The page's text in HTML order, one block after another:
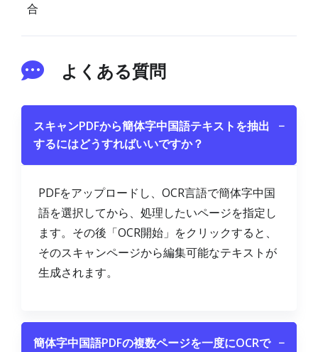
合
よくある質問
スキャンPDFから簡体字中国語テキストを抽出
するにはどうすればいいですか？
−
PDFをアップロードし、OCR言語で簡体字中国
語を選択してから、処理したいページを指定し
ます。その後「OCR開始」をクリックすると、
そのスキャンページから編集可能なテキストが
生成されます。
簡体字中国語PDFの複数ページを一度にOCRで −